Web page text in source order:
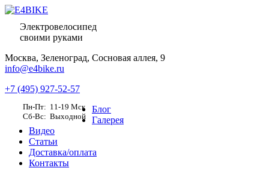
Электровелосипед
своими руками
Москва, Зеленоград, Сосновая аллея, 9
info@e4bike.ru
+7 (495) 927-52-57
Пн-Пт: 11-19 Мск
Сб-Вс: Выходной
Блог
Галерея
Видео
Статьи
Доставка/оплата
Контакты